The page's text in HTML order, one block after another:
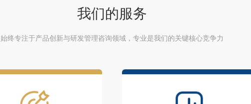
我们的服务
始终专注于产品创新与研发管理咨询领域，专业是我们的关键核心竞争力